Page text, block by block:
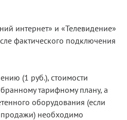
интернет» и «Телевидение»
фактического подключения
(1 руб.), стоимости
тарифному плану, а
оборудования (если
необходимо